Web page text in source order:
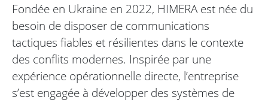
Fondée en Ukraine en 2022, HIMERA est née du
besoin de disposer de communications
tactiques fiables et résilientes dans le contexte
des conflits modernes. Inspirée par une
expérience opérationnelle directe, l’entreprise
s’est engagée à développer des systèmes de